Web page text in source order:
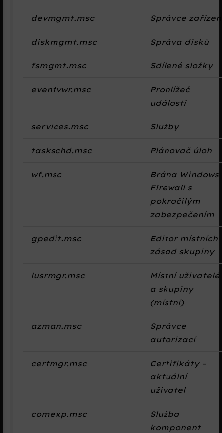
devmgmt.msc Správce
diskmgmt.msc Správa disků
fsmgmt.msc Sdílené složky
eventvwr.msc
Prohlížeč
událostí
services.msc Služby
taskschd.msc Plánovač úloh
wf.msc
Brána Windows
Firewall s
pokročilým
zabezpečením
gpedit.msc
Editor místních
zásad skupiny
lusrmgr.msc
Místní uživatelé
a skupiny
(místní)
azman.msc
Správce
autorizací
certmgr.msc
Certifikáty –
aktuální
uživatel
comexp.msc
Služba
komponent